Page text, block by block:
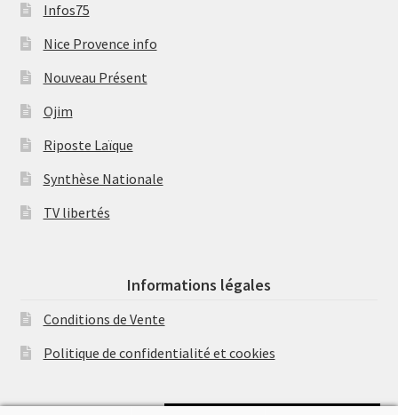
Infos75
Nice Provence info
Nouveau Présent
Ojim
Riposte Laïque
Synthèse Nationale
TV libertés
Informations légales
Conditions de Vente
Politique de confidentialité et cookies